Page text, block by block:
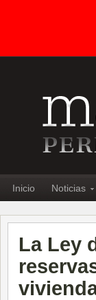
Inicio Noticias
La Ley